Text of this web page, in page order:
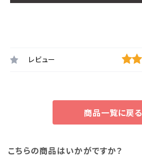
レビュー
商品一覧に戻る
こちらの商品はいかがですか？